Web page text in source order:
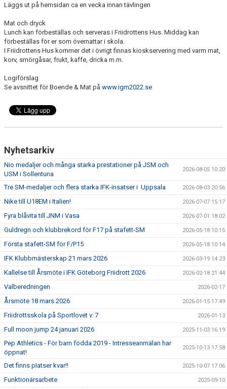
Läggs ut på hemsidan ca en vecka innan tävlingen
Mat och dryck
Lunch kan förbeställas och serveras i Friidrottens Hus. Middag kan
förbeställas för er som övernattar i skola.
I Friidrottens Hus kommer det i övrigt finnas kioskservering med varm mat,
korv, smörgåsar, frukt, kaffe, dricka m.m.
Logiförslag
Se avsnittet för Boende & Mat på www.igm2022.se
Nyhetsarkiv
Nio medaljer och många starka prestationer på JSM och
USM i Sollentuna
2026-08-05 10:20
Tre SM-medaljer och flera starka IFK-insatser i Uppsala 2026-08-03 20:56
Nike till U18EM i Italien! 2026-07-07 15:17
Fyra blåvita till JNM i Vasa 2026-07-01 18:02
Guldregn och klubbrekord för F17 på stafett-SM 2026-05-18 10:15
Första stafett-SM för F/P15 2026-05-18 10:14
IFK Klubbmästerskap 21 mars 2026 2026-03-19 14:23
Kallelse till Årsmöte i IFK Göteborg Friidrott 2026 2026-02-18 21:44
Valberedningen 2026-02-17
Årsmöte 18 mars 2026 2026-01-15 17:49
Friidrottsskola på Sportlovet v. 7 2026-01-13
Full moon jump 24 januari 2026 2025-11-03 16:19
Pep Athletics - För barn födda 2019 - Intresseanmälan har
öppnat!
2025-10-13 17:58
Det finns pIatser kvar!! 2025-10-07 17:06
Funktionärsarbete 2025-09-10